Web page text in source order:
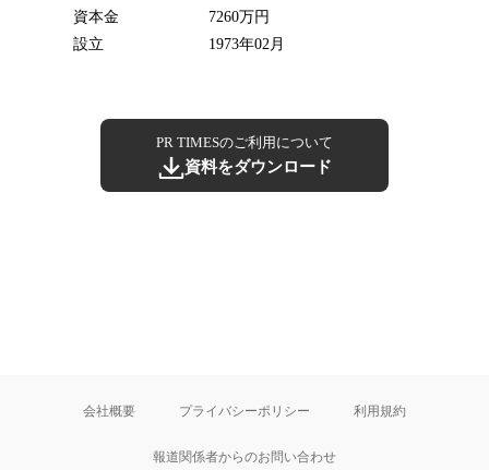
資本金
7260万円
設立
1973年02月
PR TIMESのご利用について
資料をダウンロード
会社概要 プライバシーポリシー 利用規約
報道関係者からのお問い合わせ